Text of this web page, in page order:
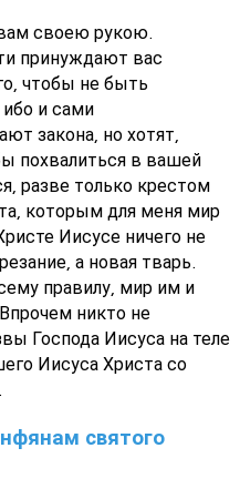
своею рукою.
принуждают вас
чтобы не быть
и сами
закона, но хотят,
похвалиться в вашей
разве только крестом
которым для меня мир
Иисусе ничего не
а новая тварь.
правилу, мир им и
никто не
Господа Иисуса на теле
Иисуса Христа со
святого